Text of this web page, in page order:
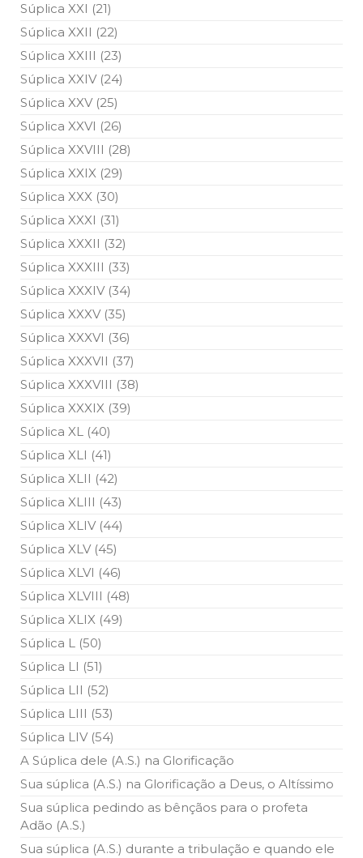
Súplica XXI (21)
Súplica XXII (22)
Súplica XXIII (23)
Súplica XXIV (24)
Súplica XXV (25)
Súplica XXVI (26)
Súplica XXVIII (28)
Súplica XXIX (29)
Súplica XXX (30)
Súplica XXXI (31)
Súplica XXXII (32)
Súplica XXXIII (33)
Súplica XXXIV (34)
Súplica XXXV (35)
Súplica XXXVI (36)
Súplica XXXVII (37)
Súplica XXXVIII (38)
Súplica XXXIX (39)
Súplica XL (40)
Súplica XLI (41)
Súplica XLII (42)
Súplica XLIII (43)
Súplica XLIV (44)
Súplica XLV (45)
Súplica XLVI (46)
Súplica XLVIII (48)
Súplica XLIX (49)
Súplica L (50)
Súplica LI (51)
Súplica LII (52)
Súplica LIII (53)
Súplica LIV (54)
A Súplica dele (A.S.) na Glorificação
Sua súplica (A.S.) na Glorificação a Deus, o Altíssimo
Sua súplica pedindo as bênçãos para o profeta
Adão (A.S.)
Sua súplica (A.S.) durante a tribulação e quando ele